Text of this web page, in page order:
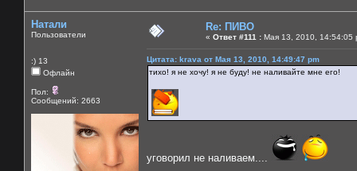
Натали
Пользователи
:) 13
Офлайн
Пол:
Сообщений: 2663
Re: ПИВО
« Ответ #111 : Мая 13, 2010, 14:54:05
Цитата: krava от Мая 13, 2010, 14:49:47 pm
тихо! я не хочу! я не буду! не наливайте мне его!
уговорил не наливаем....